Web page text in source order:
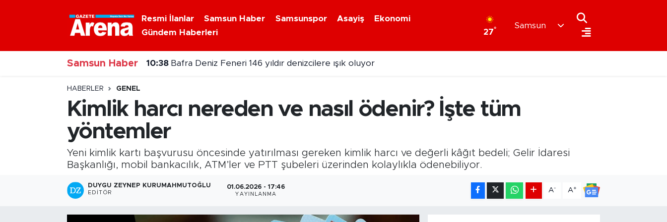
Resmi İlanlar Samsun Haber Samsunspor Asayiş
Ekonomi
Gündem Haberleri
27°
Samsun
Samsun Haber 10:38 Bafra Deniz Feneri 146 yıldır denizcilere ışık oluyor
HABERLER GENEL
Kimlik harcı nereden ve nasıl ödenir? İşte tüm
yöntemler
Yeni kimlik kartı başvurusu öncesinde yatırılması gereken kimlik harcı ve değerli kâğıt bedeli; Gelir İdaresi
Başkanlığı, mobil bankacılık, ATM’ler ve PTT şubeleri üzerinden kolaylıkla ödenebiliyor.
DUYGU ZEYNEP KURUMAHMUTOĞLU
EDITÖR
01.06.2026 - 17:46
YAYINLANMA
A- A+
Nöbetçi Eczaneler
Hava Durumu
Samsun Namaz Vakitleri
Trafik Durumu
Süper Lig Puan Durumu ve Fikstür
Tüm Manşetler
Son Dakika Haberleri
Haber Arşivi